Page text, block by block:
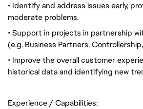
• Identify and address issues early,
moderate problems.
• Support in projects in partnership
(e.g. Business Partners,
• Improve the overall customer
historical data and identifying new
Experience / Capabilities: